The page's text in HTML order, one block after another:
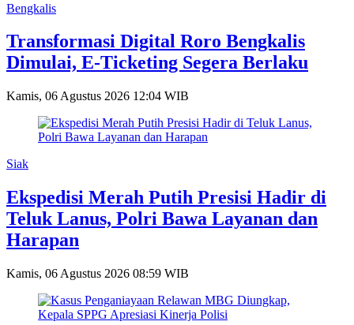
Bengkalis
Transformasi Digital Roro Bengkalis
Dimulai, E-Ticketing Segera Berlaku
Kamis, 06 Agustus 2026 12:04 WIB
Siak
Ekspedisi Merah Putih Presisi Hadir di
Teluk Lanus, Polri Bawa Layanan dan
Harapan
Kamis, 06 Agustus 2026 08:59 WIB